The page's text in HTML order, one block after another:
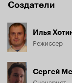
Создатели
Илья
Режиссёр
Сергей